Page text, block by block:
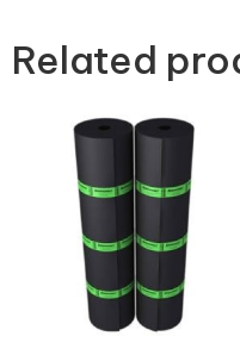
Related